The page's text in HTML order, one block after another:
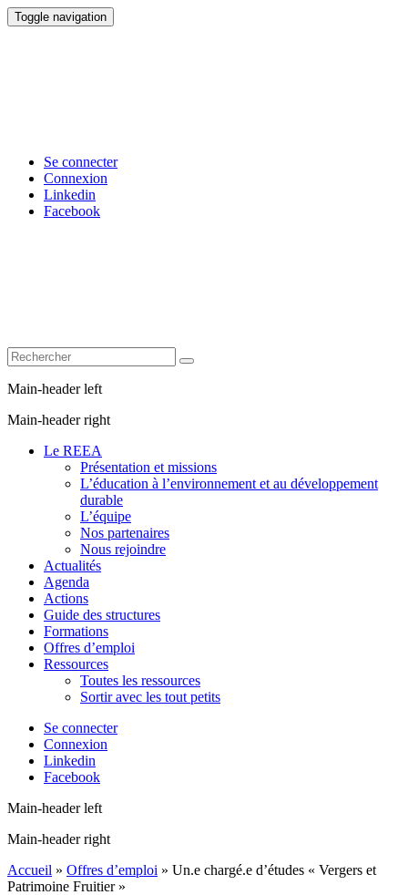
Toggle navigation
Se connecter
Connexion
Linkedin
Facebook
Main-header left
Main-header right
Le REEA
Présentation et missions
L’éducation à l’environnement et au développement
durable
L’équipe
Nos partenaires
Nous rejoindre
Actualités
Agenda
Actions
Guide des structures
Formations
Offres d’emploi
Ressources
Toutes les ressources
Sortir avec les tout petits
Se connecter
Connexion
Linkedin
Facebook
Main-header left
Main-header right
Accueil » Offres d’emploi » Un.e chargé.e d’études « Vergers et
Patrimoine Fruitier »